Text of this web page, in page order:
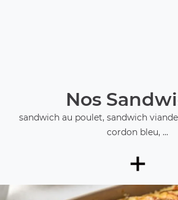
Nos
sandwich au poulet, sandwich
cordon bleu, ...
+